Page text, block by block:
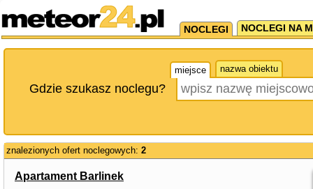
NOCLEGI NOCLEGI NA
miejsce nazwa obiektu
Gdzie szukasz noclegu?
znalezionych ofert noclegowych: 2
Apartament Barlinek